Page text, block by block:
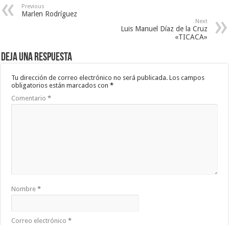
Previous
Marlen Rodríguez
Next
Luis Manuel Díaz de la Cruz
«TICACA»
Deja una respuesta
Tu dirección de correo electrónico no será publicada. Los campos
obligatorios están marcados con*
Comentario*
Nombre*
Correo electrónico*